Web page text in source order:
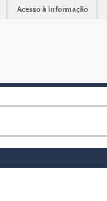
Acesso à informação